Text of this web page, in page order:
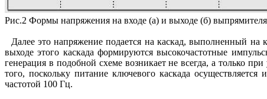
Рис.2 Формы напряжения на входе (а) и выходе (б)
Далее это напряжение подается на каскад, выполненный
выходе этого каскада формируются высокочастотные
генерация в подобной схеме возникает не всегда, а только
того, поскольку питание ключевого каскада
частотой 100 Гц.